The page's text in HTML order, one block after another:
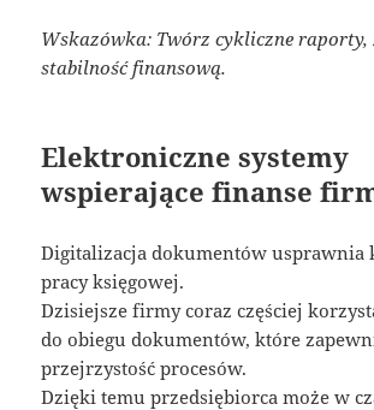
Wskazówka: Twórz cykliczne raporty,
stabilność finansową.
Elektroniczne systemy
wspierające finanse
Digitalizacja dokumentów usprawnia
pracy księgowej.
Dzisiejsze firmy coraz częściej
do obiegu dokumentów, które
przejrzystość procesów.
Dzięki temu przedsiębiorca może w